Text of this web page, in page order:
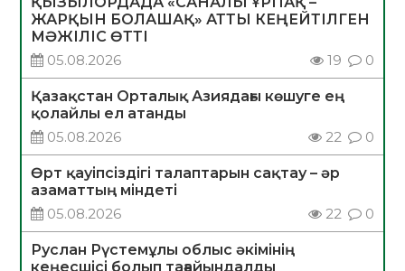
ЖАРҚЫН БОЛАШАҚ» АТТЫ КЕҢЕЙТІЛГЕН
МӘЖІЛІС ӨТТІ
05.08.2026
19 0
Қазақстан Орталық Азиядағы көшуге ең
қолайлы ел атанды
05.08.2026
22 0
Өрт қауіпсіздігі талаптарын сақтау – әр
азаматтың міндеті
05.08.2026
22 0
Руслан Рүстемұлы облыс әкімінің
кеңесшісі болып тағайындалды